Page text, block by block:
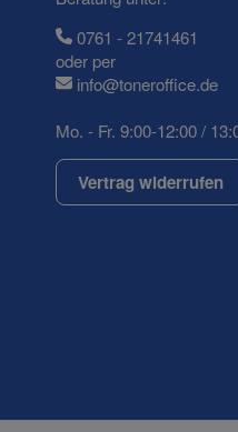
0761 - 21741461
oder per
info@toneroffice.de
Mo. - Fr. 9:00-12:00 /
Vertrag widerrufen